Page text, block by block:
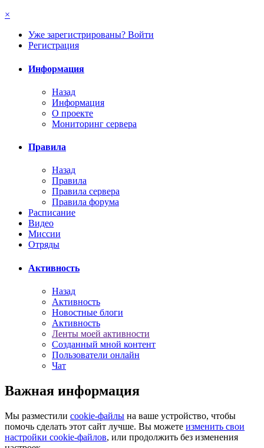
×
Уже зарегистрированы? Войти
Регистрация
Информация
Назад
Информация
О проекте
Мониторинг сервера
Правила
Назад
Правила
Правила сервера
Правила форума
Расписание
Видео
Миссии
Отряды
Активность
Назад
Активность
Новостные блоги
Активность
Ленты моей активности
Созданный мной контент
Пользователи онлайн
Чат
Важная информация
Мы разместили cookie-файлы на ваше устройство, чтобы
помочь сделать этот сайт лучше. Вы можете изменить свои
настройки cookie-файлов, или продолжить без изменения